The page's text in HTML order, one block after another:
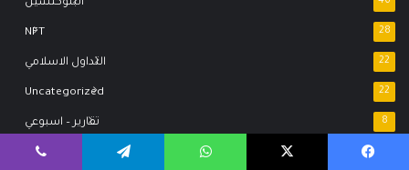
NFT 28
التداول الاسلامي 22
Uncategorized 22
تقارير – اسبوعي 8
كواليس العملات الرقمية